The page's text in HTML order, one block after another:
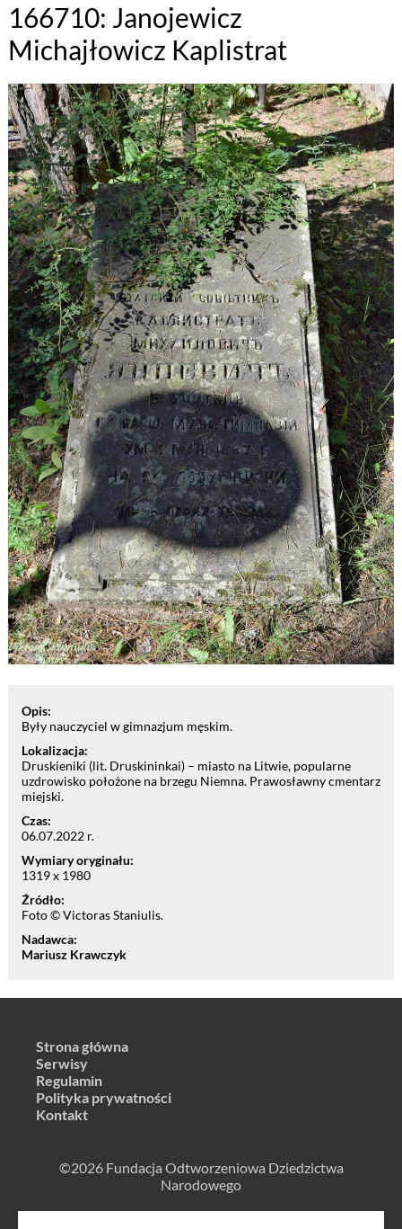
166710: Janojewicz
Michajłowicz Kaplistrat
Opis:
Były nauczyciel w gimnazjum męskim.
Lokalizacja:
Druskieniki (lit. Druskininkai) – miasto na Litwie, popularne
uzdrowisko położone na brzegu Niemna. Prawosławny cmentarz
miejski.
Czas:
06.07.2022 r.
Wymiary oryginału:
1319 x 1980
Źródło:
Foto © Victoras Staniulis.
Nadawca:
Mariusz Krawczyk
Strona główna
Serwisy
Regulamin
Polityka prywatności
Kontakt
©2026 Fundacja Odtworzeniowa Dziedzictwa
Narodowego